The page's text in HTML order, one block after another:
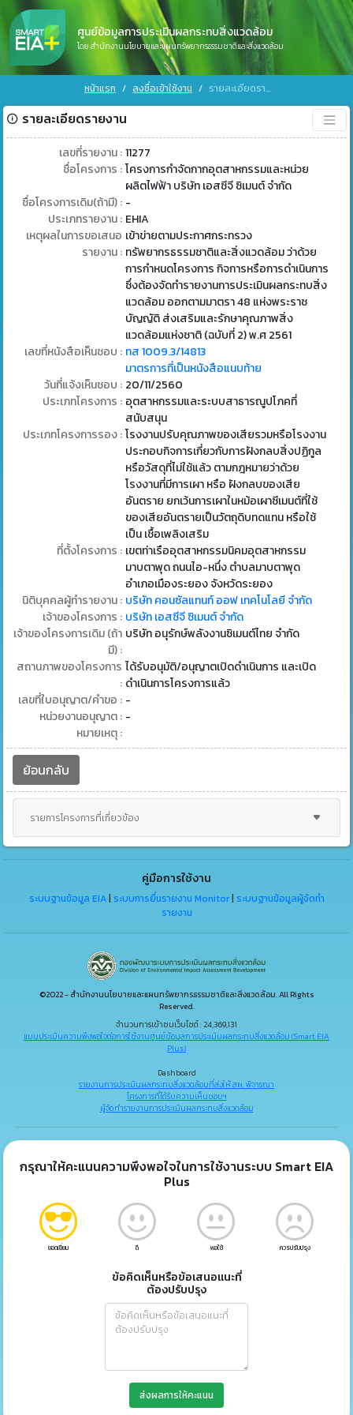
ศูนย์ข้อมูลการประเมินผลกระทบสิ่งแวดล้อม
โดย สำนักงานนโยบายและแผนทรัพยากรธรรมชาติและสิ่งแวดล้อม
หน้าแรก ลงชื่อเข้าใช้งาน รายละเอียดรายงาน
รายละเอียดรายงาน
เลขที่รายงาน : 11277
ชื่อโครงการ : โครงการกำจัดกากอุตสาหกรรมและหน่วย
ผลิตไฟฟ้า บริษัท เอสซีจี ซิเมนต์ จำกัด
ชื่อโครงการเดิม(ถ้ามี) : -
ประเภทรายงาน : EHIA
เหตุผลในการขอเสนอ
รายงาน :
เข้าข่ายตามประกาศกระทรวง
ทรัพยากรธรรมชาติและสิ่งแวดล้อม ว่าด้วย
การกำหนดโครงการ กิจการหรือการดำเนินการ
ซึ่งต้องจัดทำรายงานการประเมินผลกระทบสิ่ง
แวดล้อม ออกตามมาตรา 48 แห่งพระราช
บัญญัติ ส่งเสริมและรักษาคุณภาพสิ่ง
แวดล้อมแห่งชาติ (ฉบับที่ 2) พ.ศ 2561
เลขที่หนังสือเห็นชอบ : ทส 1009.3/14813
มาตรการที่เป็นหนังสือแนบท้าย
วันที่แจ้งเห็นชอบ : 20/11/2560
ประเภทโครงการ : อุตสาหกรรมและระบบสาธารณูปโภคที่
สนับสนุน
ประเภทโครงการรอง : โรงงานปรับคุณภาพของเสียรวมหรือโรงงาน
ประกอบกิจการเกี่ยวกับการฝังกลบสิ่งปฏิกูล
หรือวัสดุที่ไม่ใช้แล้ว ตามกฎหมายว่าด้วย
โรงงานที่มีการเผา หรือ ฝังกลบของเสีย
อันตราย ยกเว้นการเผาในหม้อเผาซีเมนต์ที่ใช้
ของเสียอันตรายเป็นวัตถุดิบทดแทน หรือใช้
เป็น เชื้อเพลิงเสริม
ที่ตั้งโครงการ : เขตท่าเรืออุตสาหกรรมนิคมอุตสาหกรรม
มาบตาพุด ถนนไอ-หนึ่ง ตำบลมาบตาพุด
อำเภอเมืองระยอง จังหวัดระยอง
นิติบุคคลผู้ทำรายงาน : บริษัท คอนซัลแทนท์ ออฟ เทคโนโลยี จำกัด
เจ้าของโครงการ : บริษัท เอสซีจี ซิเมนต์ จำกัด
เจ้าของโครงการเดิม (ถ้า
มี) :
บริษัท อนุรักษ์พลังงานซิเมนต์ไทย จำกัด
สถานภาพของโครงการ
:
ได้รับอนุมัติ/อนุญาตเปิดดำเนินการ และเปิด
ดำเนินการโครงการแล้ว
เลขที่ใบอนุญาต/คำขอ : -
หน่วยงานอนุญาต : -
หมายเหตุ :
ย้อนกลับ
รายการโครงการที่เกี่ยวข้อง
คู่มือการใช้งาน
ระบบฐานข้อมูล EIA| ระบบการยื่นรายงาน Monitor| ระบบฐานข้อมูลผู้จัดทำ
รายงาน
©2022 - สำนักงานนโยบายและแผนทรัพยากรธรรมชาติและสิ่งแวดล้อม. All Rights
Reserved.
จำนวนการเข้าชมเว็บไซต์ : 24,369,131
แบบประเมินความพึงพอใจต่อการใช้งานศูนย์ข้อมูลการประเมินผลกระทบสิ่งแวดล้อม (Smart EIA
Plus)
Dashboard
รายงานการประเมินผลกระทบสิ่งแวดล้อมที่ส่งให้ สผ. พิจารณา
โครงการที่ได้รับความเห็นชอบฯ
ผู้จัดทำรายงานการประเมินผลกระทบสิ่งแวดล้อม
กรุณาให้คะแนนความพึงพอใจในการใช้งานระบบ Smart EIA
Plus
ยอดเยี่ยม ดี พอใช้ ควรปรับปรุง
ข้อคิดเห็นหรือข้อเสนอแนะที่
ต้องปรับปรุง
ส่งผลการให้คะแนน